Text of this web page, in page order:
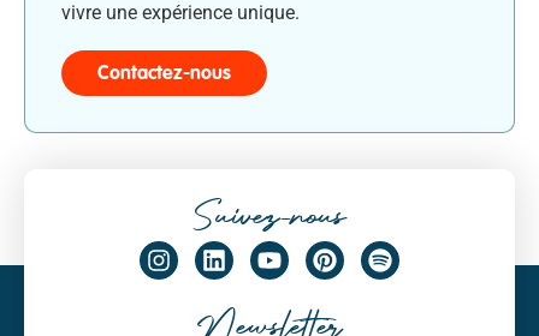
vivre une expérience unique.
Contactez-nous
Suivez-nous